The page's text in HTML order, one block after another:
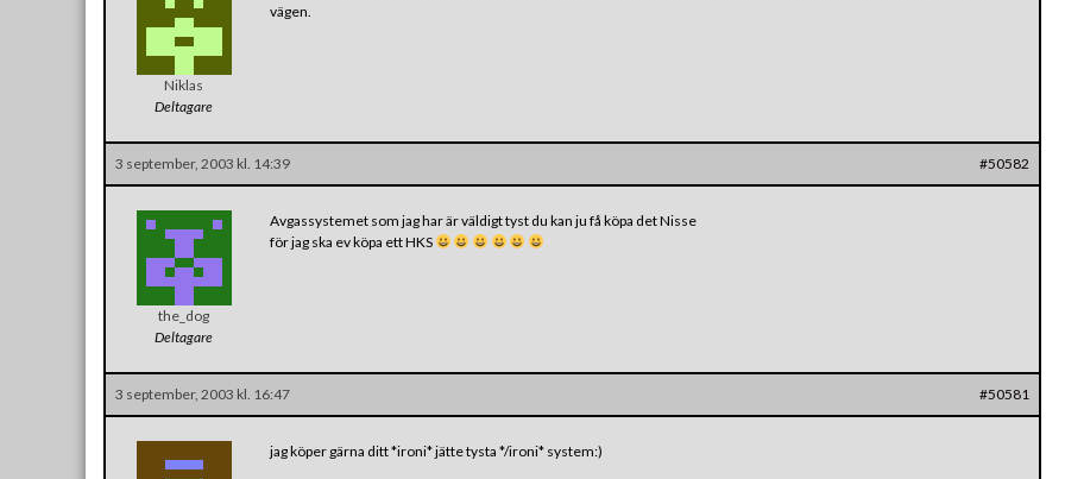
Niklas
Deltagare
vägen.
3 september, 2003 kl. 14:39 #50582
the_dog
Deltagare
Avgassystemet som jag har är väldigt tyst du kan ju få köpa det Nisse
för jag ska ev köpa ett HKS
3 september, 2003 kl. 16:47 #50581
jag köper gärna ditt *ironi* jätte tysta */ironi* system:)